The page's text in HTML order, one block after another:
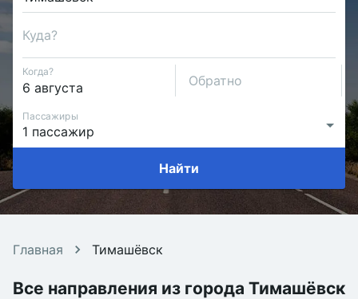
Куда?
Когда?
Обратно
Пассажиры
Найти
Главная Тимашёвск
Все направления из города Тимашёвск